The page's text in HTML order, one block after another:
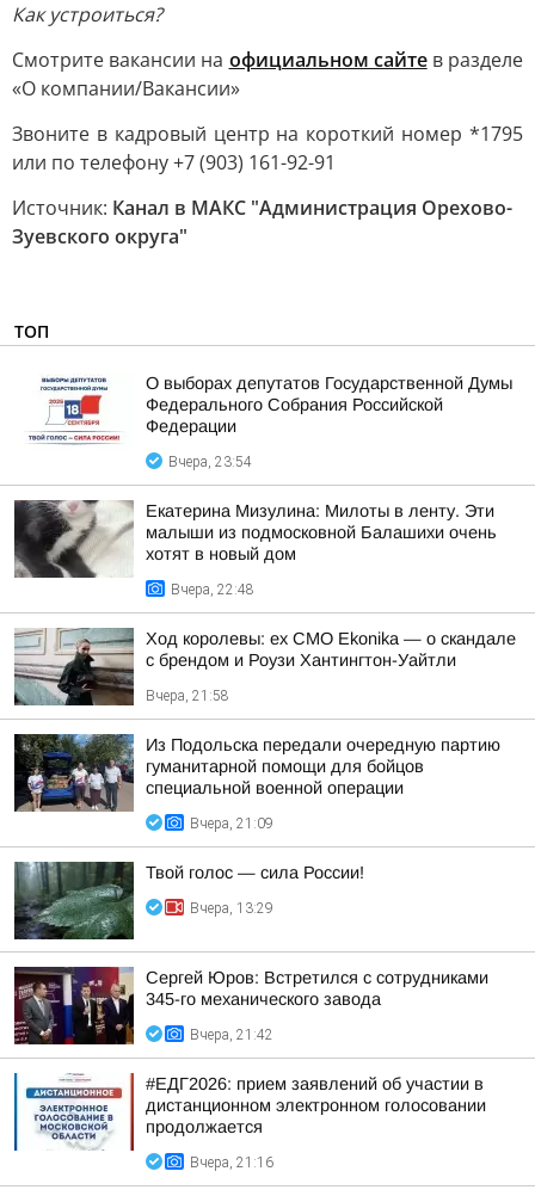
Как устроиться?
Смотрите вакансии на официальном сайтев разделе
«О компании/Вакансии»
Звоните в кадровый центр на короткий номер *1795
или по телефону +7 (903) 161-92-91
Источник: Канал в МАКС "Администрация Орехово-
Зуевского округа"
ТОП
О выборах депутатов Государственной Думы
Федерального Собрания Российской
Федерации
Вчера, 23:54
Екатерина Мизулина: Милоты в ленту. Эти
малыши из подмосковной Балашихи очень
хотят в новый дом
Вчера, 22:48
Ход королевы: ex CMO Ekonika — о скандале
с брендом и Роузи Хантингтон-Уайтли
Вчера, 21:58
Из Подольска передали очередную партию
гуманитарной помощи для бойцов
специальной военной операции
Вчера, 21:09
Твой голос — сила России!
Вчера, 13:29
Сергей Юров: Встретился с сотрудниками
345-го механического завода
Вчера, 21:42
#ЕДГ2026: прием заявлений об участии в
дистанционном электронном голосовании
продолжается
Вчера, 21:16